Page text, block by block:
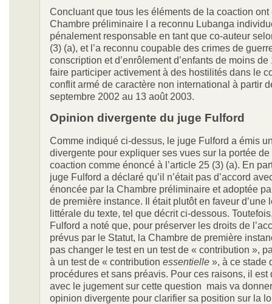
Concluant que tous les éléments de la coaction ont
Chambre préliminaire I a reconnu Lubanga
pénalement responsable en tant que co-auteur
(3) (a), et l’a reconnu coupable des crimes de
conscription et d’enrôlement d’enfants de moins de
faire participer activement à des hostilités dans le
conflit armé de caractère non international à partir
septembre 2002 au 13 août 2003.
Opinion divergente du juge Fulford
Comme indiqué ci-dessus, le juge Fulford a émis
divergente pour expliquer ses vues sur la portée
coaction comme énoncé à l’article 25 (3) (a). En
juge Fulford a déclaré qu’il n’était pas d’accord
énoncée par la Chambre préliminaire et adoptée
de première instance. Il était plutôt en faveur d’une
littérale du texte, tel que décrit ci-dessous.
Fulford a noté que, pour préserver les droits de
prévus par le Statut, la Chambre de première
pas changer le test en un test de « contribution »,
à un test de « contribution essentielle », à ce stade
procédures et sans préavis. Pour ces raisons, il est
avec le jugement sur cette question mais va
opinion divergente pour clarifier sa position sur la